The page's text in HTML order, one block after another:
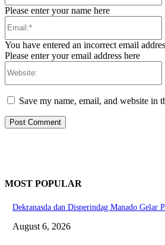
Please enter your name here
You have entered an incorrect email
Please enter your email address here
Save my name, email, and website in
MOST POPULAR
Dekranasda dan Disperindag Manado Gelar
August 6, 2026